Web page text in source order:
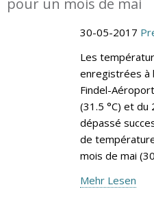
30-05-2017
Les
enregistrées à
Findel-
(31.5 °C) et
dépassé
de
mois de mai
Mehr Lesen